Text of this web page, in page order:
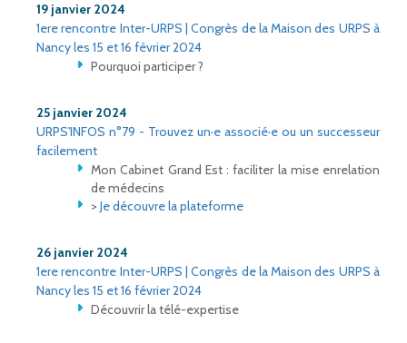
19 janvier 2024
1ere rencontre Inter-URPS | Congrès de la Maison des URPS à
Nancy les 15 et 16 février 2024
Pourquoi participer ?
25 janvier 2024
URPS'INFOS n°79 - Trouvez un·e associé·e ou un successeur
facilement
Mon Cabinet Grand Est : faciliter la mise enrelation
de médecins
> Je découvre la plateforme
26 janvier 2024
1ere rencontre Inter-URPS | Congrès de la Maison des URPS à
Nancy les 15 et 16 février 2024
Découvrir la télé-expertise